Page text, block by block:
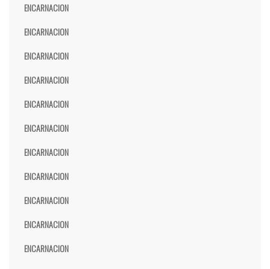
ENCARNACION
ENCARNACION
ENCARNACION
ENCARNACION
ENCARNACION
ENCARNACION
ENCARNACION
ENCARNACION
ENCARNACION
ENCARNACION
ENCARNACION